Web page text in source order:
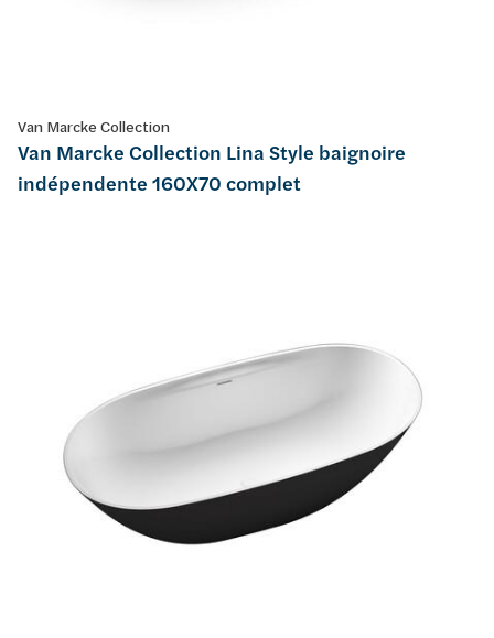
Van Marcke Collection
Van Marcke Collection Lina Style baignoire
indépendente 160X70 complet